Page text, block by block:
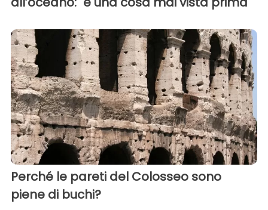
Perché le pareti del Colosseo sono
piene di buchi?